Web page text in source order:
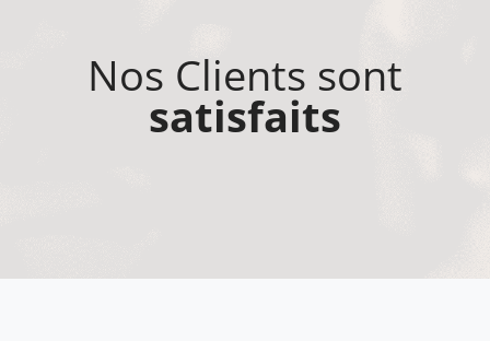
Nos Clients sont
satisfaits